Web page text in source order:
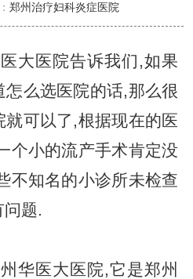
郑州治疗妇科炎症医院
医院告诉我们,如果
么选医院的话,那么很
可以了,根据现在的医
个小的流产手术肯定没
不知名的小诊所未检查
题.
医大医院,它是郑州